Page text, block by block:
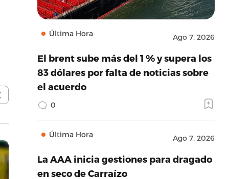
Última Hora Ago 7, 2026
El brent sube más del 1 % y supera los
83 dólares por falta de noticias sobre
el acuerdo
0
Última Hora Ago 7, 2026
La AAA inicia gestiones para dragado
en seco de Carraízo